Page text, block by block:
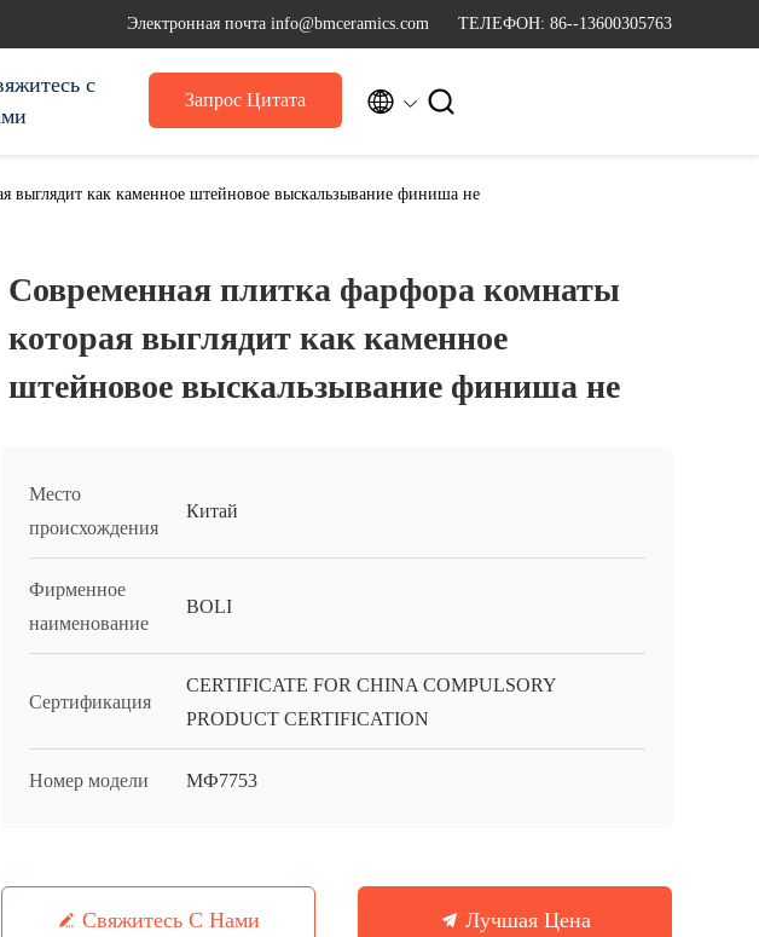
Электронная почта info@bmceramics.com ТЕЛЕФОН: 86--13600305763
с
Запрос Цитата  
выглядит как каменное штейновое выскальзывание финиша не
Современная плитка фарфора комнаты
которая выглядит как каменное
штейновое выскальзывание финиша не
Место
происхождения
Китай
Фирменное
наименование
BOLI
Сертификация
CERTIFICATE FOR CHINA COMPULSORY
PRODUCT CERTIFICATION
Номер модели МФ7753
Свяжитесь С Нами Лучшая Цена